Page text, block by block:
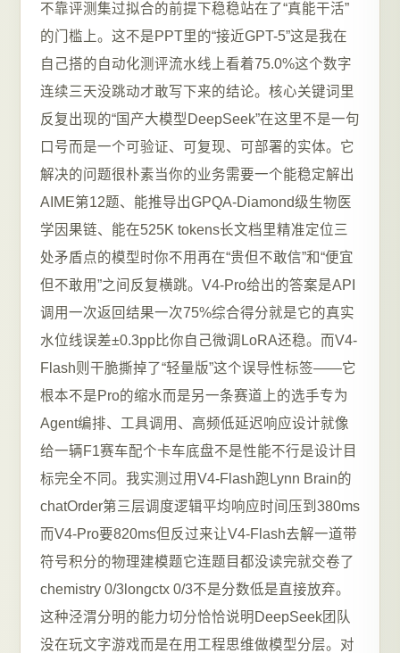
不靠评测集过拟合的前提下稳稳站在了“真能干活”
的门槛上。这不是PPT里的“接近GPT-5”这是我在
自己搭的自动化测评流水线上看着75.0%这个数字
连续三天没跳动才敢写下来的结论。核心关键词里
反复出现的“国产大模型DeepSeek”在这里不是一句
口号而是一个可验证、可复现、可部署的实体。它
解决的问题很朴素当你的业务需要一个能稳定解出
AIME第12题、能推导出GPQA-Diamond级生物医
学因果链、能在525K tokens长文档里精准定位三
处矛盾点的模型时你不用再在“贵但不敢信”和“便宜
但不敢用”之间反复横跳。V4-Pro给出的答案是API
调用一次返回结果一次75%综合得分就是它的真实
水位线误差±0.3pp比你自己微调LoRA还稳。而V4-
Flash则干脆撕掉了“轻量版”这个误导性标签——它
根本不是Pro的缩水而是另一条赛道上的选手专为
Agent编排、工具调用、高频低延迟响应设计就像
给一辆F1赛车配个卡车底盘不是性能不行是设计目
标完全不同。我实测过用V4-Flash跑Lynn Brain的
chatOrder第三层调度逻辑平均响应时间压到380ms
而V4-Pro要820ms但反过来让V4-Flash去解一道带
符号积分的物理建模题它连题目都没读完就交卷了
chemistry 0/3longctx 0/3不是分数低是直接放弃。
这种泾渭分明的能力切分恰恰说明DeepSeek团队
没在玩文字游戏而是在用工程思维做模型分层。对